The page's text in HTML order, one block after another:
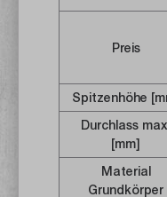
Preis
Spitzenhöhe
Durchlass
[mm]
Material
Grundkörper